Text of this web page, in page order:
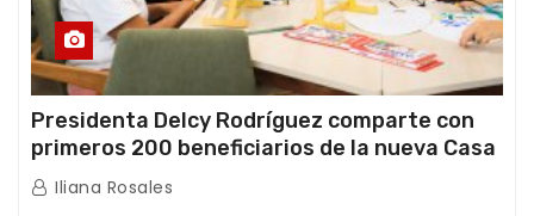
Presidenta Delcy Rodríguez comparte con
primeros 200 beneficiarios de la nueva Casa
de los Abuelos “La Primavera” en Caracas
Iliana Rosales